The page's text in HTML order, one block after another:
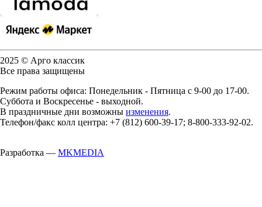
2025 © Арго классик
Все права защищены
Режим работы офиса: Понедельник - Пятница с 9-00 до 17-00.
Суббота и Воскресенье - выходной.
В праздничные дни возможны изменения.
Телефон/факс колл центра: +7 (812) 600-39-17; 8-800-333-92-02.
Разработка — MKMEDIA